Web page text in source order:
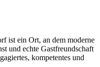
ist ein Ort, an dem moderne
und echte Gastfreundschaft
kompetentes und